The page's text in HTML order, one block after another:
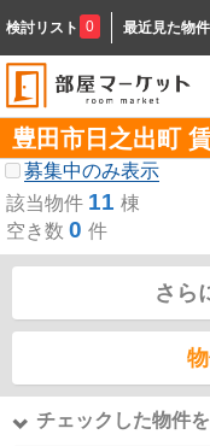
検討リスト 0 最近見た物件
豊田市日之出町
募集中のみ表示
該当物件 11 棟
空き数 0 件
さら
チェックした物件